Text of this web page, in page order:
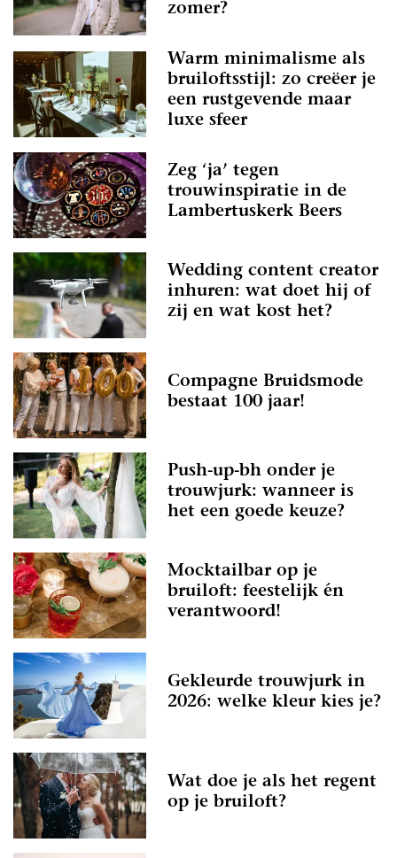
zomer?
Warm minimalisme als
bruiloftsstijl: zo creëer je
een rustgevende maar
luxe sfeer
Zeg ‘ja’ tegen
trouwinspiratie in de
Lambertuskerk Beers
Wedding content creator
inhuren: wat doet hij of
zij en wat kost het?
Compagne Bruidsmode
bestaat 100 jaar!
Push-up-bh onder je
trouwjurk: wanneer is
het een goede keuze?
Mocktailbar op je
bruiloft: feestelijk én
verantwoord!
Gekleurde trouwjurk in
2026: welke kleur kies je?
Wat doe je als het regent
op je bruiloft?